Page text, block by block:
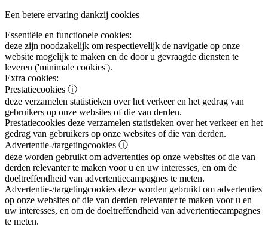
Een betere ervaring dankzij cookies
Essentiële en functionele cookies:
deze zijn noodzakelijk om respectievelijk de navigatie op onze
website mogelijk te maken en de door u gevraagde diensten te
leveren ('minimale cookies').
Extra cookies:
Prestatiecookies ⓘ
deze verzamelen statistieken over het verkeer en het gedrag van
gebruikers op onze websites of die van derden.
Prestatiecookies deze verzamelen statistieken over het verkeer en het
gedrag van gebruikers op onze websites of die van derden.
Advertentie-/targetingcookies ⓘ
deze worden gebruikt om advertenties op onze websites of die van
derden relevanter te maken voor u en uw interesses, en om de
doeltreffendheid van advertentiecampagnes te meten.
Advertentie-/targetingcookies deze worden gebruikt om advertenties
op onze websites of die van derden relevanter te maken voor u en
uw interesses, en om de doeltreffendheid van advertentiecampagnes
te meten.